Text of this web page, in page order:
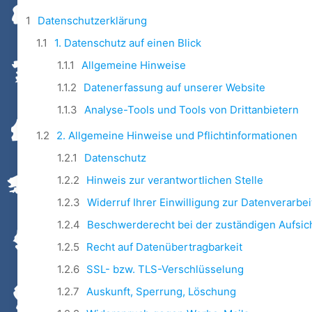
Datenschutzerklärung
1. Datenschutz auf einen Blick
Allgemeine Hinweise
Datenerfassung auf unserer Website
Analyse-Tools und Tools von Drittanbietern
2. Allgemeine Hinweise und Pflichtinformationen
Datenschutz
Hinweis zur verantwortlichen Stelle
Widerruf Ihrer Einwilligung zur
Beschwerderecht bei der zuständigen
Recht auf Datenübertragbarkeit
SSL- bzw. TLS-Verschlüsselung
Auskunft, Sperrung, Löschung